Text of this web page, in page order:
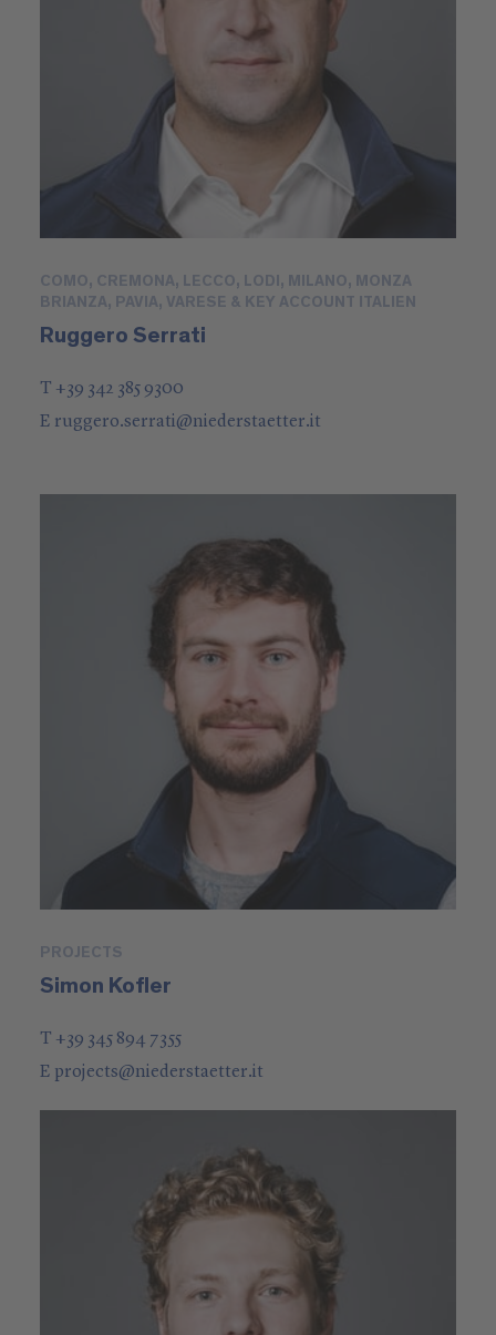
COMO, CREMONA, LECCO, LODI, MILANO, MONZA
BRIANZA, PAVIA, VARESE & KEY ACCOUNT ITALIEN
Ruggero Serrati
T +39 342 385 9300
E ruggero.serrati@niederstaetter.it
PROJECTS
Simon Kofler
T +39 345 894 7355
E projects@niederstaetter.it